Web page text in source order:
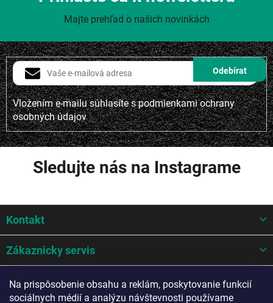
Na prispôsobenie obsahu a reklám, poskytovanie funkcií
sociálnych médií a analýzu návštevnosti používame
Vložením e-mailu súhlasíte spodmienkami ochrany
osobných údajov
Majte prehľad o našich novinkách
Sledujte nás na Instagrame
p
t
Kontakt
Zákaznicky servis
Mohlo by sa hodit